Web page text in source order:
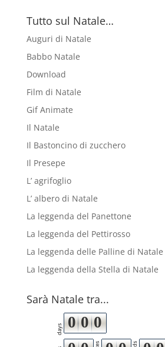
Tutto sul Natale…
Auguri di Natale
Babbo Natale
Download
Film di Natale
Gif Animate
Il Natale
Il Bastoncino di zucchero
Il Presepe
L’ agrifoglio
L’ albero di Natale
La leggenda del Panettone
La leggenda del Pettirosso
La leggenda delle Palline di Natale
La leggenda della Stella di Natale
Sarà Natale tra...
days 0 0 0